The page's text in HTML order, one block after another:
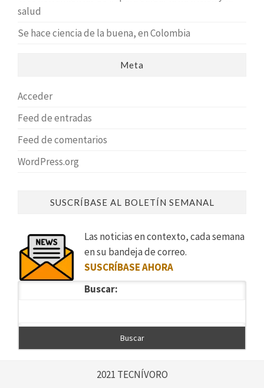
salud
Se hace ciencia de la buena, en Colombia
Meta
Acceder
Feed de entradas
Feed de comentarios
WordPress.org
SUSCRÍBASE AL BOLETÍN SEMANAL
Las noticias en contexto, cada semana
en su bandeja de correo.
SUSCRÍBASE AHORA
Buscar:
2021 TECNÍVORO